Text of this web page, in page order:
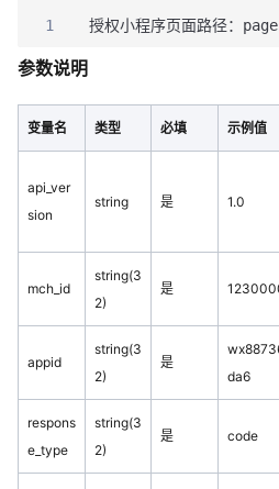
1 授权小程序页面路径：
参数说明
变量名 类型 必填 示例值
api_ver
sion
string 是 1.0
mch_id
string(3
2)
是
appid
string(3
2)
是
da6
respons
e_type
string(3
2)
是 code